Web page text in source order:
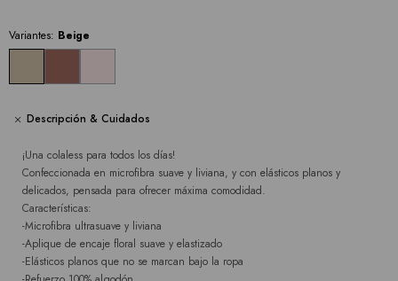
Variantes: Beige
Descripción & Cuidados
¡Una colaless para todos los días!
Confeccionada en microfibra suave y liviana, y con elásticos planos y
delicados, pensada para ofrecer máxima comodidad.
Características:
-Microfibra ultrasuave y liviana
-Aplique de encaje floral suave y elastizado
-Elásticos planos que no se marcan bajo la ropa